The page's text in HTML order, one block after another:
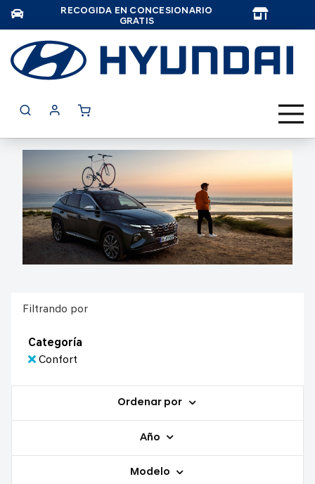
RECOGIDA EN CONCESIONARIO
GRATIS
Filtrando por
Categoría
Confort
Ordenar por
Año
Modelo